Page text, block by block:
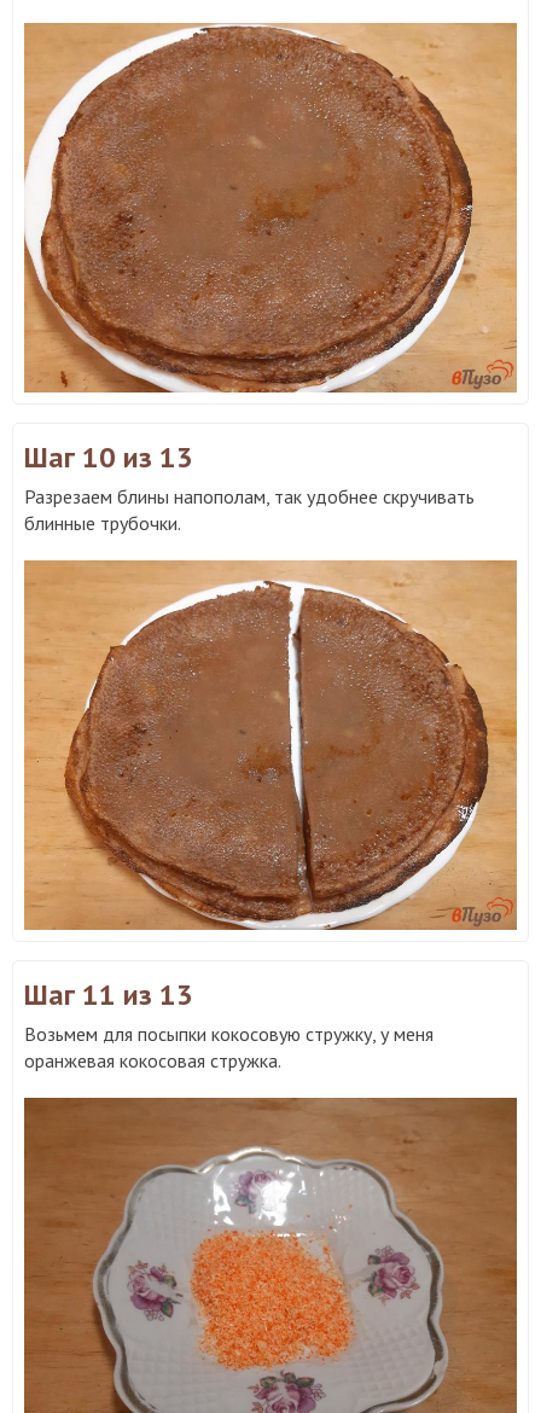
Шаг 10 из 13
Разрезаем блины напополам, так удобнее скручивать
блинные трубочки.
Шаг 11 из 13
Возьмем для посыпки кокосовую стружку, у меня
оранжевая кокосовая стружка.